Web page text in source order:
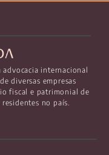
advocacia internacional
diversas empresas
fiscal e patrimonial de
no país.